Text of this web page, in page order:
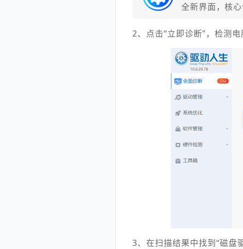
全新界面，核
2、点击“立即诊断”，检测电
3、在扫描结果中找到“磁盘